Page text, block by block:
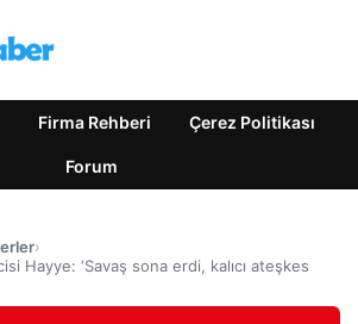
Firma Rehberi Çerez Politikası
Forum
›
Hayye: ‘Savaş sona erdi, kalıcı ateşkes